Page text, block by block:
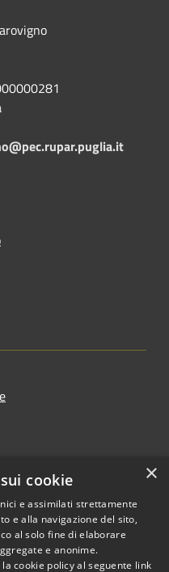
Copyright © 2026 • Comune di
×
cookie
e assimilati strettamente
e alla navigazione del sito,
al solo fine di elaborare
e anonime.
cookie policy al seguente link